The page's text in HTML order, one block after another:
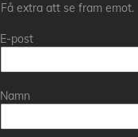
Få extra att se fram emot.
E-post
Namn